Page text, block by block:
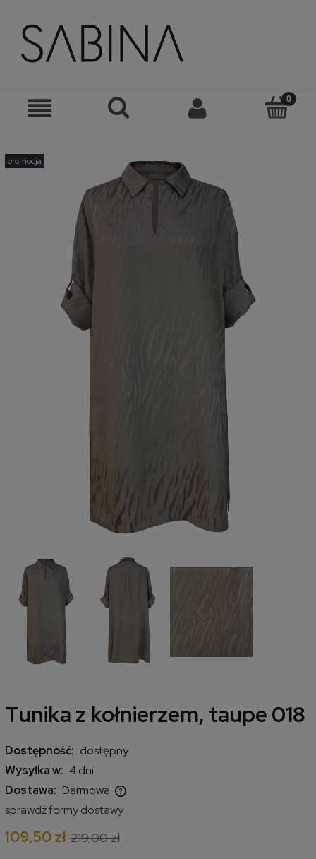
promocja
Tunika z kołnierzem, taupe 018
Dostępność: dostępny
Wysyłka w: 4 dni
Dostawa: Darmowa
Cena nie zawiera ewentualnych kosztów płatności
sprawdź formy dostawy
109,50 zł 219,00 zł